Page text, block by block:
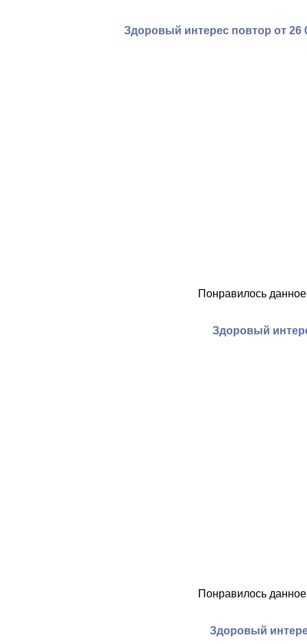
Здоровый интерес повтор от 26
Понравилось
Здоровый
Понравилось
Здоровый